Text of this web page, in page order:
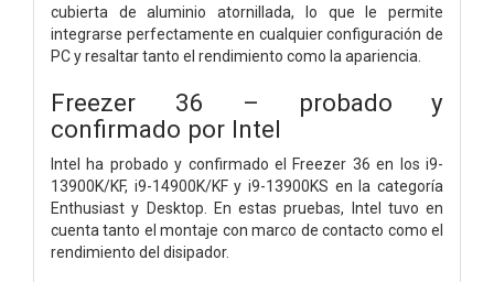
cubierta de aluminio atornillada, lo que le permite
integrarse perfectamente en cualquier configuración de
PC y resaltar tanto el rendimiento como la apariencia.
Freezer 36 – probado y
confirmado por Intel
Intel ha probado y confirmado el Freezer 36 en los i9-
13900K/KF, i9-14900K/KF y i9-13900KS en la categoría
Enthusiast y Desktop. En estas pruebas, Intel tuvo en
cuenta tanto el montaje con marco de contacto como el
rendimiento del disipador.